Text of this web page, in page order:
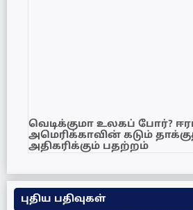
வெடிக்குமா உலகப் போர்?
அமெரிக்காவின் கடும்
அதிகரிக்கும் பதற்றம்
புதிய பதிவுகள்